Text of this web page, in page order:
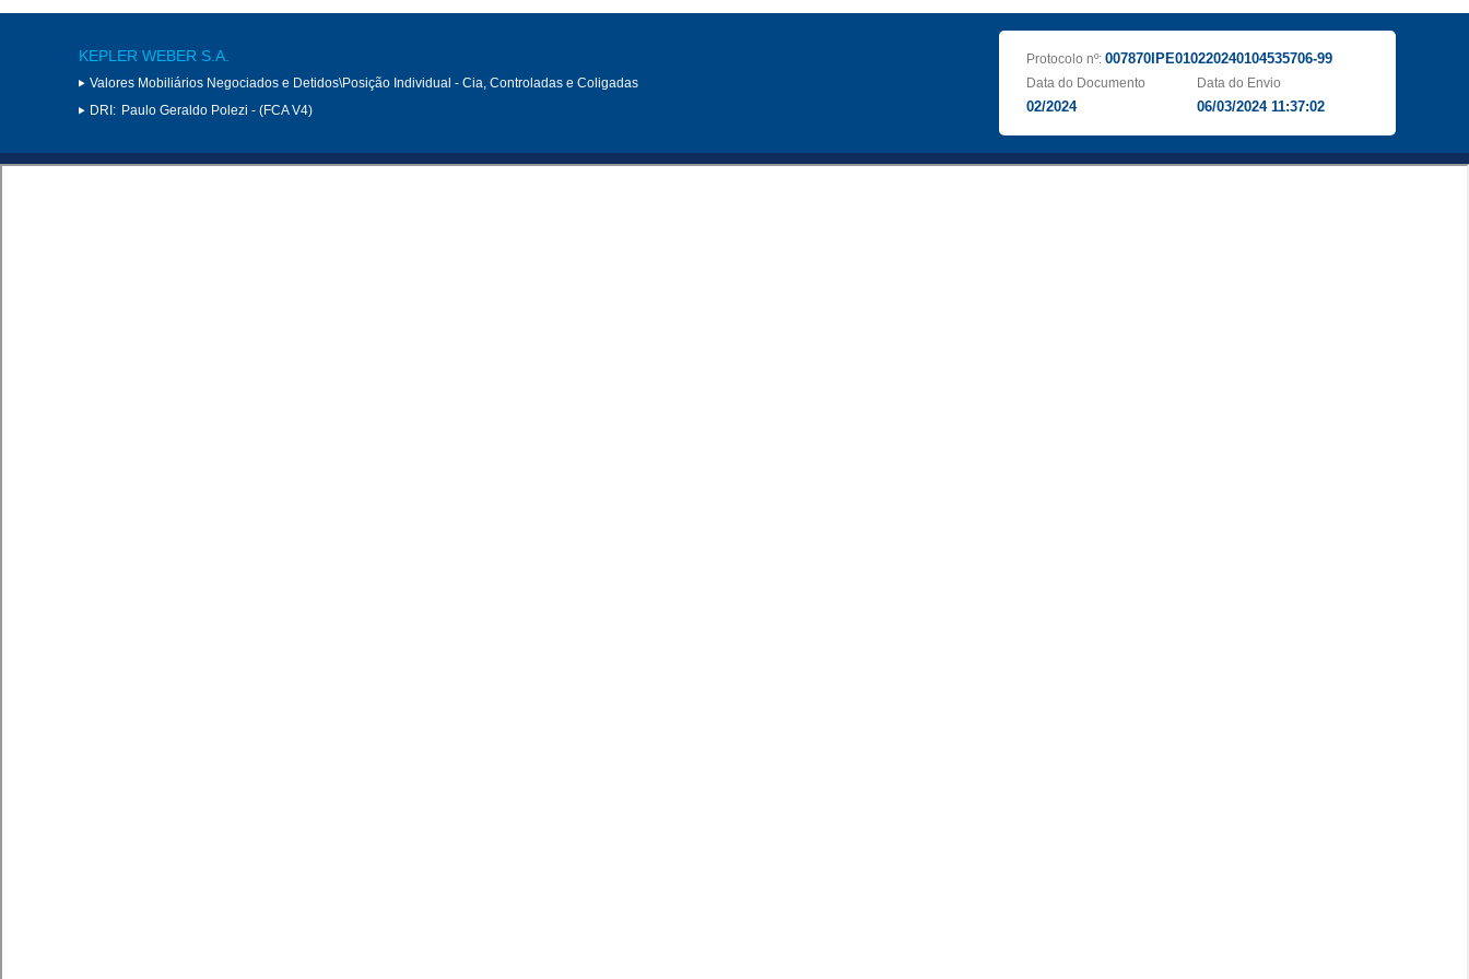
KEPLER WEBER S.A.
Valores Mobiliários Negociados e Detidos\Posição Individual - Cia, Controladas e Coligadas
DRI: Paulo Geraldo Polezi - (FCA V4)
Protocolo nº: 007870IPE010220240104535706-99
Data do Documento
02/2024
Data do Envio
06/03/2024 11:37:02